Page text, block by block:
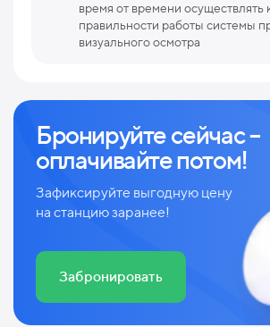
время от времени осуществлять
правильности работы системы
визуального осмотра
Бронируйте сейчас –
оплачивайте потом!
Зафиксируйте выгодную цену
на станцию заранее!
Забронировать